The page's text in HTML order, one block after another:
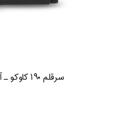
سرقلم ۱۹۰ کاوکو ـ آب طلا، نوک EF